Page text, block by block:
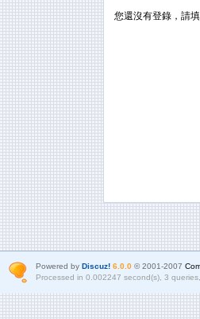
您還沒有登錄，請
Powered by Discuz! 6.0.0© 2001-2007
Processed in 0.002247 second(s), 3